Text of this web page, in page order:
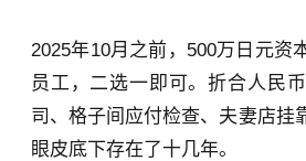
2025年10月之前，500万日元资
员工，二选一即可。折合人民
司、格子间应付检查、夫妻店挂
眼皮底下存在了十几年。